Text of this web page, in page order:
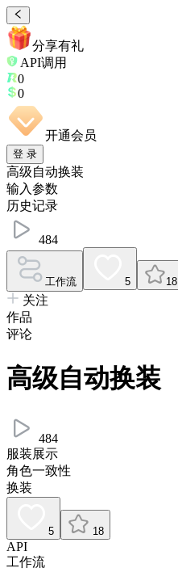
分享有礼
API调用
0
0
开通会员
登 录
高级自动换装
输入参数
历史记录
484
工作流 5 18
关注
作品
评论
高级自动换装
484
服装展示
角色一致性
换装
5 18
API
工作流